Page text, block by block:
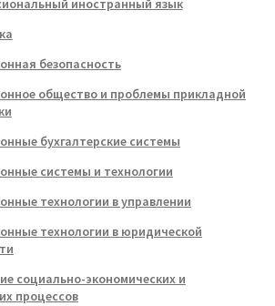
иностранный язык
безопасность
общество и проблемы прикладной
бухгалтерские системы
системы и технологии
технологии в управлении
технологии в юридической
социально-экономических и
процессов